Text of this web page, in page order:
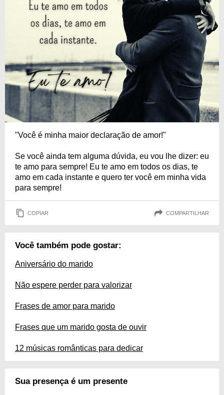
"Você é minha maior declaração de amor!"
Se você ainda tem alguma dúvida, eu vou lhe dizer: eu
te amo para sempre! Eu te amo em todos os dias, te
amo em cada instante e quero ter você em minha vida
para sempre!
COPIAR COMPARTILHAR
Você também pode gostar:
Aniversário do marido
Não espere perder para valorizar
Frases de amor para marido
Frases que um marido gosta de ouvir
12 músicas românticas para dedicar
Sua presença é um presente